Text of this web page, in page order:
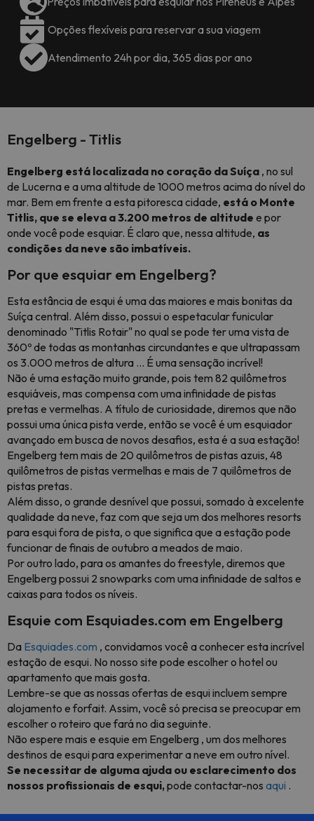
Opções flexíveis para reservar a sua viagem
Atendimento 24h por dia, 365 dias por ano
Engelberg - Titlis
Engelberg está localizada no coração da Suíça , no sul
de Lucerna e a uma altitude de 1000 metros acima do nível do
mar. Bem em frente a esta pitoresca cidade, está o Monte
Titlis, que se eleva a 3.200 metros de altitude e por
onde você pode esquiar. É claro que, nessa altitude, as
condições da neve são imbatíveis.
Por que esquiar em Engelberg?
Esta estância de esqui é uma das maiores e mais bonitas da
Suíça central. Além disso, possui o espetacular funicular
denominado "Titlis Rotair" no qual se pode ter uma vista de
360º de todas as montanhas circundantes e que ultrapassam
os 3.000 metros de altura ... É uma sensação incrível!
Não é uma estação muito grande, pois tem 82 quilômetros
esquiáveis, mas compensa com uma infinidade de pistas
pretas e vermelhas. A título de curiosidade, diremos que não
possui uma única pista verde, então se você é um esquiador
avançado em busca de novos desafios, esta é a sua estação!
Engelberg tem mais de 20 quilômetros de pistas azuis, 48
quilômetros de pistas vermelhas e mais de 7 quilômetros de
pistas pretas.
Além disso, o grande desnível que possui, somado à excelente
qualidade da neve, faz com que seja um dos melhores resorts
para esqui fora de pista, o que significa que a estação pode
funcionar de finais de outubro a meados de maio.
Por outro lado, para os amantes do freestyle, diremos que
Engelberg possui 2 snowparks com uma infinidade de saltos e
caixas para todos os níveis.
Esquie com Esquiades.com em Engelberg
Da Esquiades.com , convidamos você a conhecer esta incrível
estação de esqui. No nosso site pode escolher o hotel ou
apartamento que mais gosta.
Lembre-se que as nossas ofertas de esqui incluem sempre
alojamento e forfait. Assim, você só precisa se preocupar em
escolher o roteiro que fará no dia seguinte.
Não espere mais e esquie em Engelberg , um dos melhores
destinos de esqui para experimentar a neve em outro nível.
Se necessitar de alguma ajuda ou esclarecimento dos
nossos profissionais de esqui,pode contactar-nos aqui .